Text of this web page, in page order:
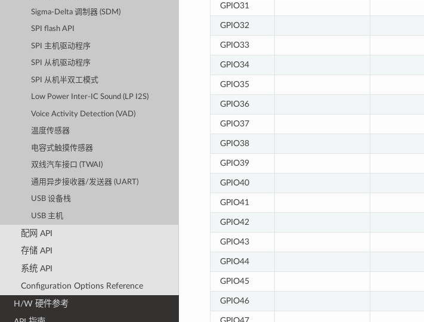
Sigma-Delta 调制器 (SDM)
SPI flash API
SPI 主机驱动程序
SPI 从机驱动程序
SPI 从机半双工模式
Low Power Inter-IC Sound (LP I2S)
Voice Activity Detection (VAD)
温度传感器
电容式触摸传感器
双线汽车接口 (TWAI)
通用异步接收器/发送器 (UART)
USB 设备栈
USB 主机
配网 API
存储 API
系统 API
Configuration Options Reference
H/W 硬件参考
GPIO31
GPIO32
GPIO33
GPIO34
GPIO35
GPIO36
GPIO37
GPIO38
GPIO39
GPIO40
GPIO41
GPIO42
GPIO43
GPIO44
GPIO45
GPIO46